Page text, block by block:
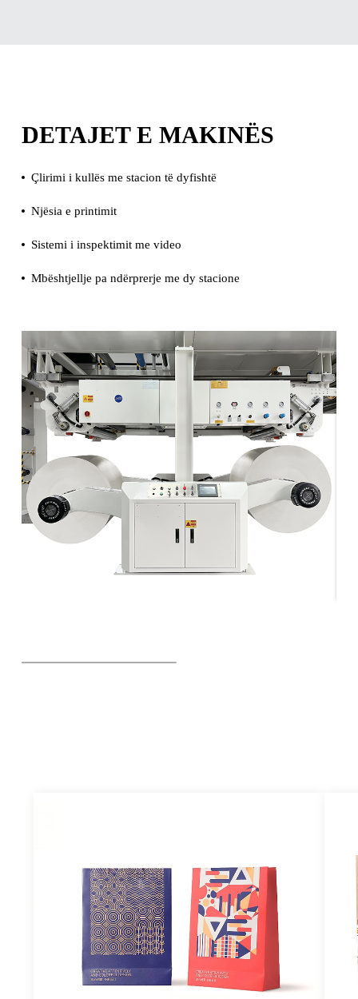
DETAJET E MAKINËS
Çlirimi i kullës me stacion të dyfishtë
Njësia e printimit
Sistemi i inspektimit me video
Mbështjellje pa ndërprerje me dy stacione